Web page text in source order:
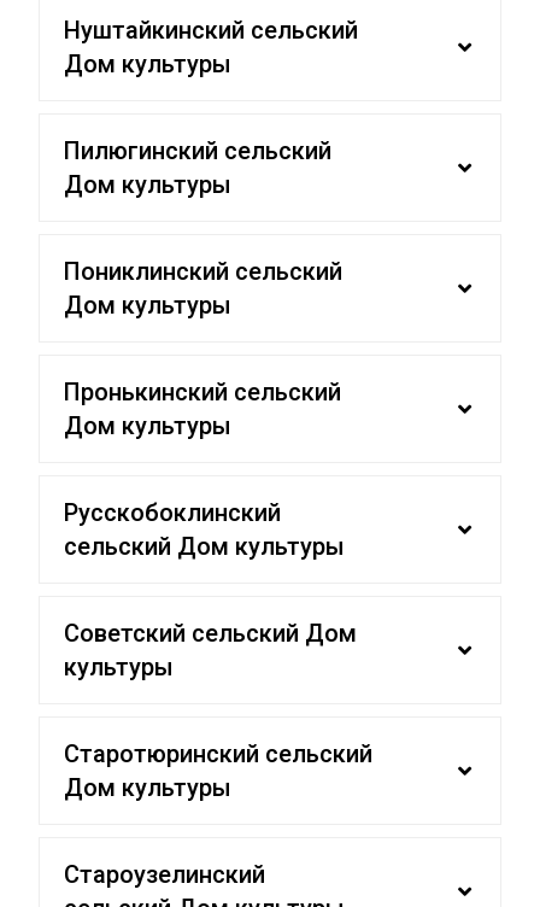
Нуштайкинский сельский
Дом культуры
Пилюгинский сельский
Дом культуры
Пониклинский сельский
Дом культуры
Пронькинский сельский
Дом культуры
Русскобоклинский
сельский Дом культуры
Советский сельский Дом
культуры
Старотюринский сельский
Дом культуры
Староузелинский